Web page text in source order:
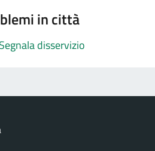
in città
disservizio